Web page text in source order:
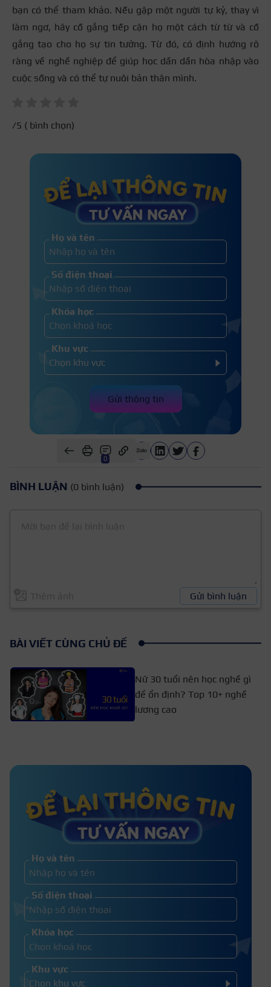
bạn có thể tham khảo. Nếu gặp một người tự kỷ, thay vì
làm ngơ, hãy cố gắng tiếp cận họ một cách từ từ và cố
gắng tạo cho họ sự tin tưởng. Từ đó, có định hướng rõ
ràng về nghề nghiệp để giúp học dần dần hòa nhập vào
cuộc sống và có thể tự nuôi bản thân mình.
/5 ( bình chọn)
Họ và tên
Số điện thoại
Khóa học
Khu vực
Gửi thông tin
0
BÌNH LUẬN (0 bình luận)
Gửi bình luận
BÀI VIẾT CÙNG CHỦ ĐỀ
Nữ 30 tuổi nên học nghề gì
để ổn định? Top 10+ nghề
lương cao
TOP 5 những công việc giúp đỡ
cộng đồng ý nghĩa
nhân lực nhiều nhất 2026
Họ và tên
Số điện thoại
Khóa học
Khu vực